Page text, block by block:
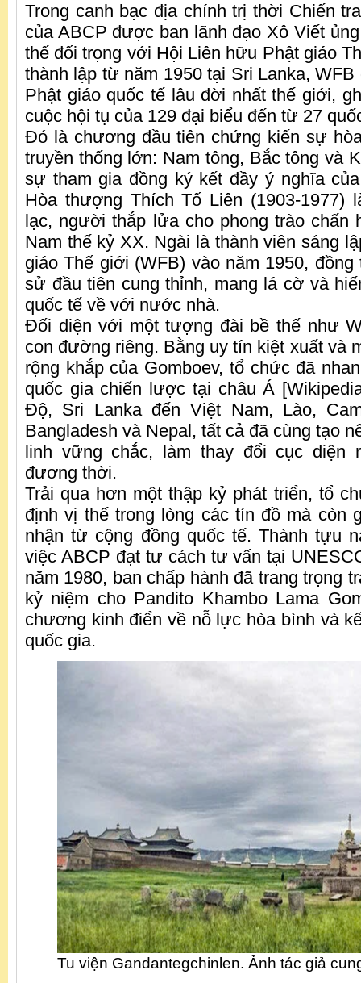
Trong canh bạc địa chính trị thời Chiến
của ABCP được ban lãnh đạo Xô Viết
thế đối trọng với Hội Liên hữu Phật giáo
thành lập từ năm 1950 tại Sri Lanka,
Phật giáo quốc tế lâu đời nhất thế giới,
cuộc hội tụ của 129 đại biểu đến từ 27
Đó là chương đầu tiên chứng kiến sự
truyền thống lớn: Nam tông, Bắc tông và
sự tham gia đồng ký kết đầy ý nghĩa
Hòa thượng Thích Tố Liên (1903-1977)
lạc, người thắp lửa cho phong trào chấn
Nam thế kỷ XX. Ngài là thành viên sáng
giáo Thế giới (WFB) vào năm 1950,
sử đầu tiên cung thỉnh, mang lá cờ và
quốc tế về với nước nhà.
Đối diện với một tượng đài bề thế như
con đường riêng. Bằng uy tín kiệt xuất và
rộng khắp của Gomboev, tổ chức đã
quốc gia chiến lược tại châu Á
Độ, Sri Lanka đến Việt Nam, Lào,
Bangladesh và Nepal, tất cả đã cùng tạo
linh vững chắc, làm thay đổi cục diện
đương thời.
Trải qua hơn một thập kỷ phát triển, tổ
định vị thế trong lòng các tín đồ mà còn
nhận từ cộng đồng quốc tế. Thành tựu
việc ABCP đạt tư cách tư vấn tại
năm 1980, ban chấp hành đã trang trọng
kỷ niệm cho Pandito Khambo Lama
chương kinh điển về nỗ lực hòa bình và
quốc gia.
Tu viện Gandantegchinlen. Ảnh tác giả